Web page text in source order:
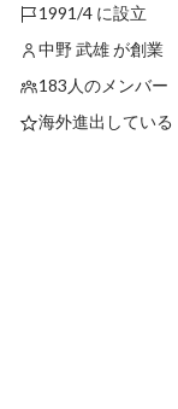
1991/4 に設立
中野 武雄 が創業
183人のメンバー
海外進出している